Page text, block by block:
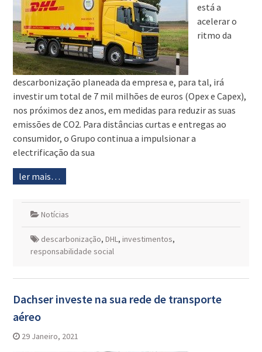
está a
acelerar o
ritmo da
descarbonização planeada da empresa e, para tal, irá
investir um total de 7 mil milhões de euros (Opex e Capex),
nos próximos dez anos, em medidas para reduzir as suas
emissões de CO2. Para distâncias curtas e entregas ao
consumidor, o Grupo continua a impulsionar a
electrificação da sua
ler mais…
Notícias
descarbonização, DHL, investimentos,
responsabilidade social
Dachser investe na sua rede de transporte
aéreo
29 Janeiro, 2021